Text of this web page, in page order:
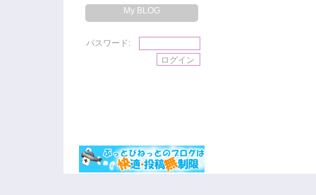
My BLOG
パスワード: